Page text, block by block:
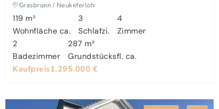
Grasbrunn / Neukeferloh
119 m²
Wohnfläche ca.
3
Schlafzi.
4
Zimmer
2
Badezimmer
287 m²
Grundstücksfl. ca.
Kaufpreis1.295.000 €